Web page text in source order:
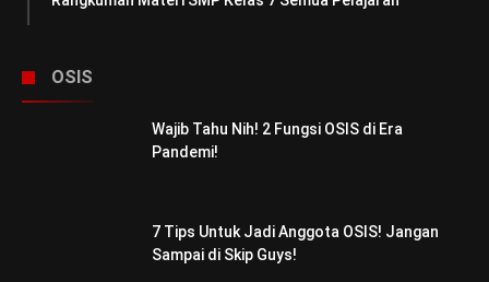
OSIS
Wajib Tahu Nih! 2 Fungsi OSIS di Era
Pandemi!
7 Tips Untuk Jadi Anggota OSIS! Jangan
Sampai di Skip Guys!